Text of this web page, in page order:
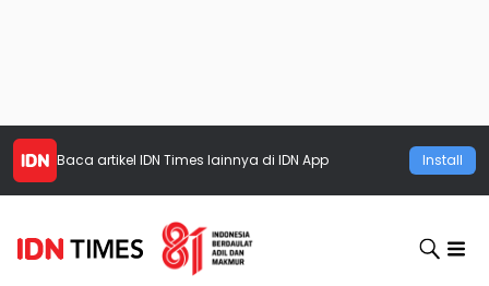
Baca artikel IDN Times lainnya di IDN App Install